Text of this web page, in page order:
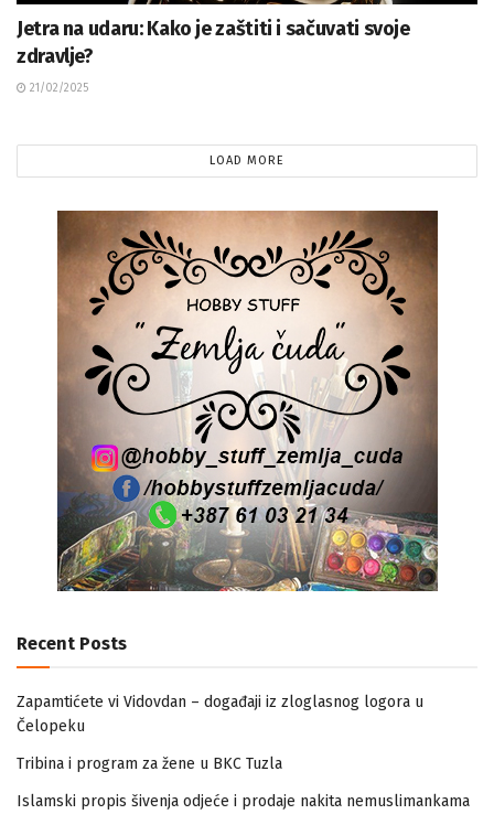
Jetra na udaru: Kako je zaštiti i sačuvati svoje
zdravlje?
21/02/2025
LOAD MORE
Recent Posts
Zapamtićete vi Vidovdan – događaji iz zloglasnog logora u
Čelopeku
Tribina i program za žene u BKC Tuzla
Islamski propis šivenja odjeće i prodaje nakita nemuslimankama